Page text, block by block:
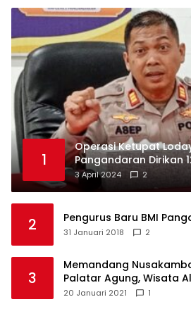
1
Operasi Ketupat
Pangandaran Dirikan
3 April 2024 2
2 Pengurus Baru BMI
31 Januari 2018 2
3
Memandang
Palatar Agung, Wisata
Pandemi
20 Januari 2021 1